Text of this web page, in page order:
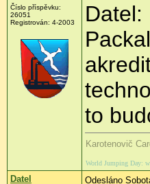
Číslo příspěvku:
26051
Registrován: 4-2003
Datel:
to
Karotenovič
World Jumping Day:
Datel Odesláno